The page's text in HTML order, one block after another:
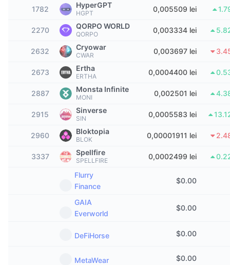
Câștigători și Pierzători
Cele mai vizitate
Sentimentul comunitar
Clasament lanț
Piețe de predicție
În tendințe
Supremația Bitcoin
Indicele CoinMarketCap 20
Indicele CoinMarketCap 100
ETF-uri cripto
ETF-uri Bitcoin
ETF-uri Ethereum
Documentație
Întrebări frecvente
Hub de agenți CMC
Piață de Abilități
CMC MCP
CMC Max
Știri de top
Bot Telegram
Publicitate
Widgeturi site
Descoperă
Videoclipuri
1782 HyperGPT
HGPT 0,005509 lei
2270 QORPO WORLD
QORPO 0,003334 lei
2632 Cryowar
CWAR 0,003697 lei
2673 Ertha
ERTHA 0,0004400 lei
2887 Monsta Infinite
MONI 0,002501 lei
2915 Sinverse
SIN 0,0005583 lei
2960 Bloktopia
BLOK 0,00001911 lei
3337 Spellfire
SPELLFIRE 0,0002499 lei
Flurry
Finance
$0.00
GAIA
Everworld
$0.00
DeFiHorse $0.00
MetaWear $0.00